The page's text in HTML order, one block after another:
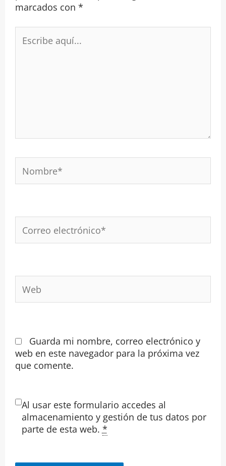
marcados con *
aquí...
electrónico*
Guarda mi nombre, correo electrónico y
web en este navegador para la próxima vez
que comente.
Al usar este formulario accedes al
almacenamiento y gestión de tus datos por
parte de esta web. *